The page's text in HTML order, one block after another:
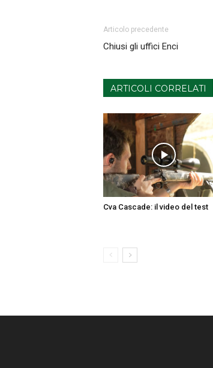
Articolo precedente
Chiusi gli uffici Enci
ARTICOLI CORRELATI
Cva Cascade: il video del test